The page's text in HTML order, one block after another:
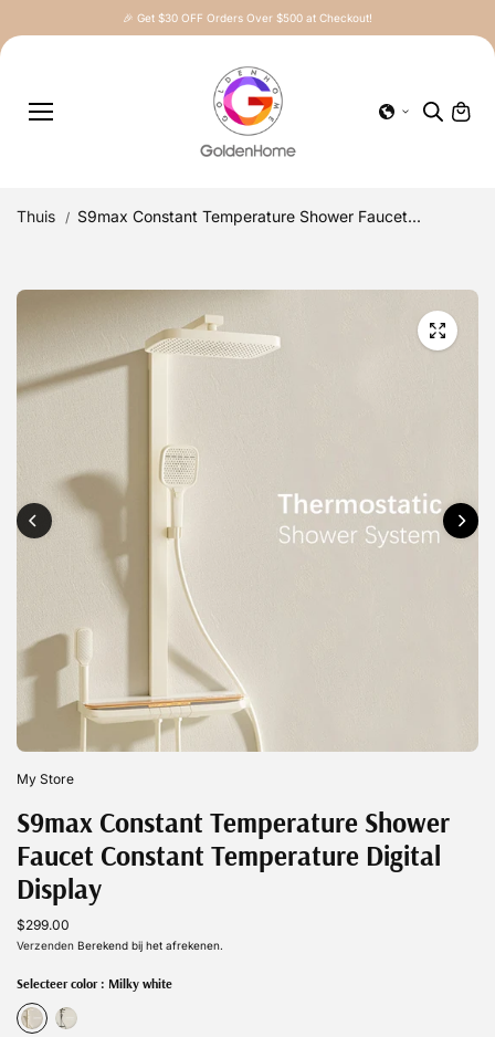
artikel
🎉 Get $30 OFF Orders Over $500 at Checkout!
Thuis S9max Constant Temperature Shower Faucet...
My Store
S9max Constant Temperature Shower
Faucet Constant Temperature Digital
Display
$299.00
Verzenden Berekend bij het afrekenen.
Selecteer color : Milky white